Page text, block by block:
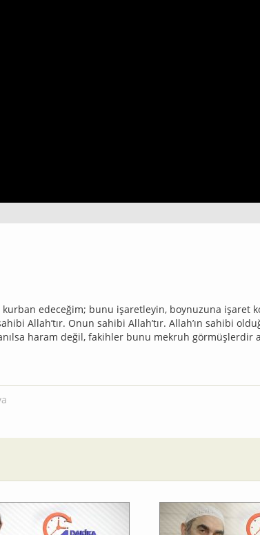
kurban edeceğim; bunu işaretleyin, boynuzuna işaret
Allah’tır. Onun sahibi Allah’tır. Allah’ın sahibi
haram değil, fakihler bunu mekruh görmüşlerdir